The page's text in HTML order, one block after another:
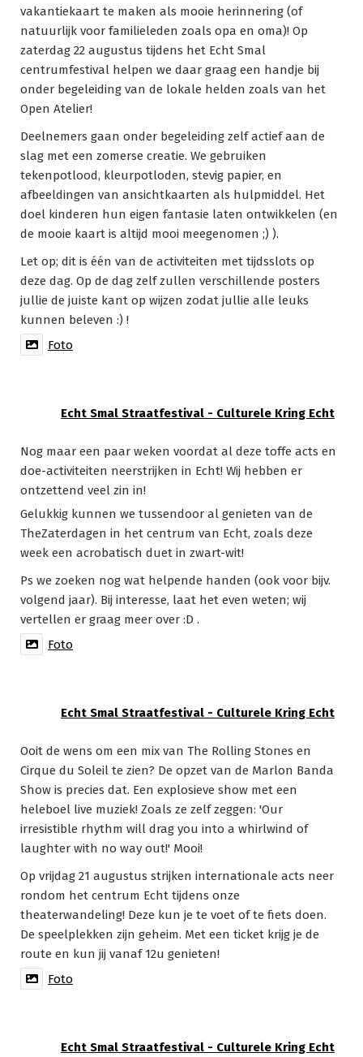
vakantiekaart te maken als mooie herinnering (of
natuurlijk voor familieleden zoals opa en oma)! Op
zaterdag 22 augustus tijdens het Echt Smal
centrumfestival helpen we daar graag een handje bij
onder begeleiding van de lokale helden zoals van het
Open Atelier!
Deelnemers gaan onder begeleiding zelf actief aan de
slag met een zomerse creatie. We gebruiken
tekenpotlood, kleurpotloden, stevig papier, en
afbeeldingen van ansichtkaarten als hulpmiddel. Het
doel kinderen hun eigen fantasie laten ontwikkelen (en
de mooie kaart is altijd mooi meegenomen ;) ).
Let op; dit is één van de activiteiten met tijdsslots op
deze dag. Op de dag zelf zullen verschillende posters
jullie de juiste kant op wijzen zodat jullie alle leuks
kunnen beleven :) !
Foto
Echt Smal Straatfestival - Culturele Kring Echt
Nog maar een paar weken voordat al deze toffe acts en
doe-activiteiten neerstrijken in Echt! Wij hebben er
ontzettend veel zin in!
Gelukkig kunnen we tussendoor al genieten van de
TheZaterdagen in het centrum van Echt, zoals deze
week een acrobatisch duet in zwart-wit!
Ps we zoeken nog wat helpende handen (ook voor bijv.
volgend jaar). Bij interesse, laat het even weten; wij
vertellen er graag meer over :D .
Foto
Echt Smal Straatfestival - Culturele Kring Echt
Ooit de wens om een mix van The Rolling Stones en
Cirque du Soleil te zien? De opzet van de Marlon Banda
Show is precies dat. Een explosieve show met een
heleboel live muziek! Zoals ze zelf zeggen: 'Our
irresistible rhythm will drag you into a whirlwind of
laughter with no way out!' Mooi!
Op vrijdag 21 augustus strijken internationale acts neer
rondom het centrum Echt tijdens onze
theaterwandeling! Deze kun je te voet of te fiets doen.
De speelplekken zijn geheim. Met een ticket krijg je de
route en kun jij vanaf 12u genieten!
Foto
Echt Smal Straatfestival - Culturele Kring Echt